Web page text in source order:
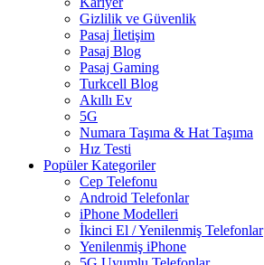
Gizlilik ve Güvenlik
Pasaj İletişim
Pasaj Blog
Pasaj Gaming
Turkcell Blog
Akıllı Ev
5G
Numara Taşıma & Hat Taşıma
Hız Testi
Popüler Kategoriler
Cep Telefonu
Android Telefonlar
iPhone Modelleri
İkinci El / Yenilenmiş Telefonlar
Yenilenmiş iPhone